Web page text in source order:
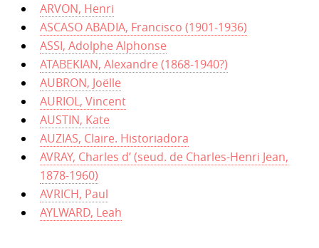
ARVON, Henri
ASCASO ABADIA, Francisco (1901-1936)
ASSI, Adolphe Alphonse
ATABEKIAN, Alexandre (1868-1940?)
AUBRON, Joëlle
AURIOL, Vincent
AUSTIN, Kate
AUZIAS, Claire. Historiadora
AVRAY, Charles d’ (seud. de Charles-Henri Jean,
1878-1960)
AVRICH, Paul
AYLWARD, Leah